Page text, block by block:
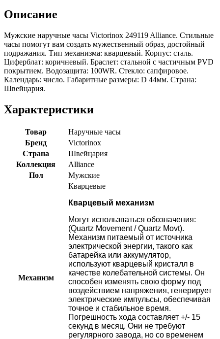
Описание
Мужские наручные часы Victorinox 249119 Alliance. Стильные
часы помогут вам создать мужественный образ, достойный
подражания. Тип механизма: кварцевый. Корпус: сталь.
Циферблат: коричневый. Браслет: стальной с частичным PVD
покрытием. Водозащита: 100WR. Стекло: сапфировое.
Календарь: число. Габаритные размеры: D 44мм. Страна:
Швейцария.
Характеристики
Товар
Наручные часы
Бренд
Victorinox
Страна
Швейцария
Коллекция
Alliance
Пол
Мужские
Механизм
Кварцевые
Кварцевый механизм
Могут использваться обозначения:
(Quartz Movement / Quartz Movt).
Механизм питаемый от источника
электрической энергии, такого как
батарейка или аккумулятор,
используют кварцевый кристалл в
качестве колебательной системы. Он
способен изменять свою форму под
воздействием напряжения, генерирует
электрические импульсы, обеспечивая
точное и стабильное время.
Погрешность хода составляет +/- 15
секунд в месяц. Они не требуют
регулярного завода, но со временем